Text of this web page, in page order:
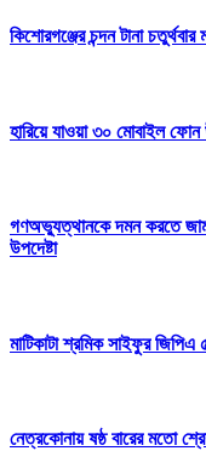
কিশোরগঞ্জের চন্দন টানা চতুর্থবার
হারিয়ে যাওয়া ৩০ মোবাইল ফোন
গণঅভ্যুত্থানকে দমন করতে
উপদেষ্টা
মাটিকাটা শ্রমিক সাইফুর জিপিএ
নেত্রকোনায় ষষ্ঠ বারের মতো